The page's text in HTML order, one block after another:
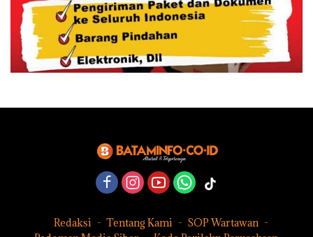
Redaksi Tentang Kami
SOP Wartawan